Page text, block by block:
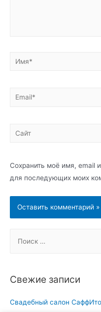
Имя*
Email*
Сайт
Сохранить моё имя, email
для последующих моих
r
h
Свежие записи
Свадебный салон